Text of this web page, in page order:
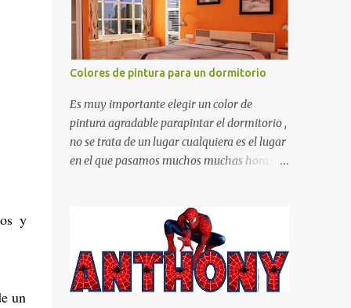
y
un
matemáticos, para decorar los cumpleaños
de los niños, entre otras cosas.
Colores de pintura para un dormitorio
Es muy importante elegir un color de
pintura agradable parapintar el dormitorio ,
no se trata de un lugar cualquiera es el lugar
en el que pasamos muchos muchas horas y
de un lugar propio que utilizamos todos los
días y por ende debemos tratar de que éste
sea un lugar muy agradable y cómodo y
también para nuestra vista. Te mostramos
algunas sugerencias que pueden brindar la